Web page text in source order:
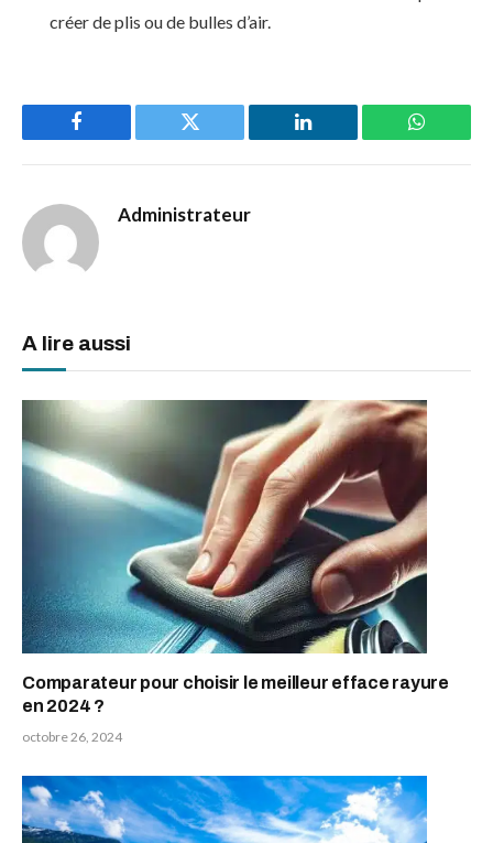
créer de plis ou de bulles d’air.
Facebook Twitter LinkedIn
Administrateur
A lire aussi
Comparateur pour choisir le meilleur efface rayure
en 2024 ?
octobre 26, 2024